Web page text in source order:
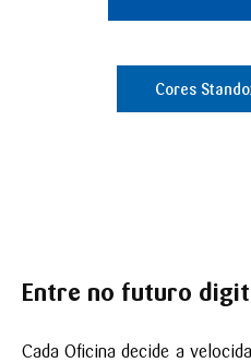
Cores
Entre no futuro
Cada Oficina decide a